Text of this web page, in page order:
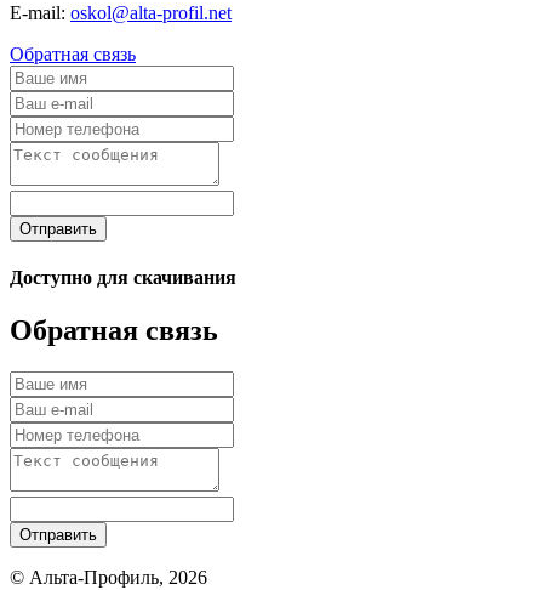
E-mail: oskol@alta-profil.net
Обратная связь
Отправить
Доступно для скачивания
Обратная связь
Отправить
© Альта-Профиль, 2026